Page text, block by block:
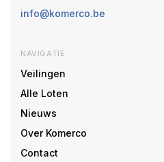
info@komerco.be
NAVIGATIE
Veilingen
Alle Loten
Nieuws
Over Komerco
Contact